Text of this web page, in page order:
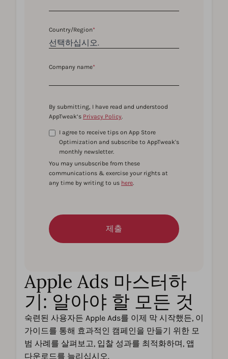
Apple Ads 마스터하
기: 알아야 할 모든 것
숙련된 사용자든 Apple Ads를 이제 막 시작했든, 이
가이드를 통해 효과적인 캠페인을 만들기 위한 모
범 사례를 살펴보고, 입찰 성과를 최적화하며, 앱
다운로드를 늘리십시오.
Country/Region*
Company name*
By submitting, I have read and understood
AppTweak’s Privacy Policy.
I agree to receive tips on App Store
Optimization and subscribe to AppTweak's
monthly newsletter.
You may unsubscribe from these
communications & exercise your rights at
any time by writing to us here.